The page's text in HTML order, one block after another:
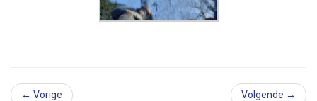
← Vorige Volgende →